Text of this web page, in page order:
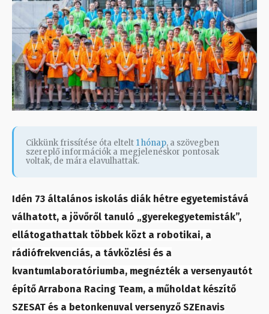
Cikkünk frissítése óta eltelt 1 hónap, a szövegben
szereplő információk a megjelenéskor pontosak
voltak, de mára elavulhattak.
Idén 73 általános iskolás diák hétre egyetemistává
válhatott, a jövőről tanuló „gyerekegyetemisták”,
ellátogathattak többek közt a robotikai, a
rádiófrekvenciás, a távközlési és a
kvantumlaboratóriumba, megnézték a versenyautót
építő Arrabona Racing Team, a műholdat készítő
SZESAT és a betonkenuval versenyző SZEnavis